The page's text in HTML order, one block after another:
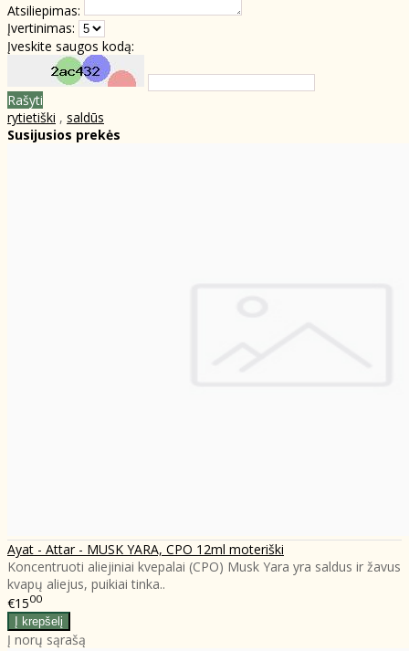
Atsiliepimas:
Įvertinimas:
Įveskite saugos kodą:
Rašyti
rytietiški , saldūs
Susijusios prekės
Ayat - Attar - MUSK YARA, CPO 12ml moteriški
Koncentruoti aliejiniai kvepalai (CPO) Musk Yara yra saldus ir žavus
kvapų aliejus, puikiai tinka..
€1500
Į norų sąrašą